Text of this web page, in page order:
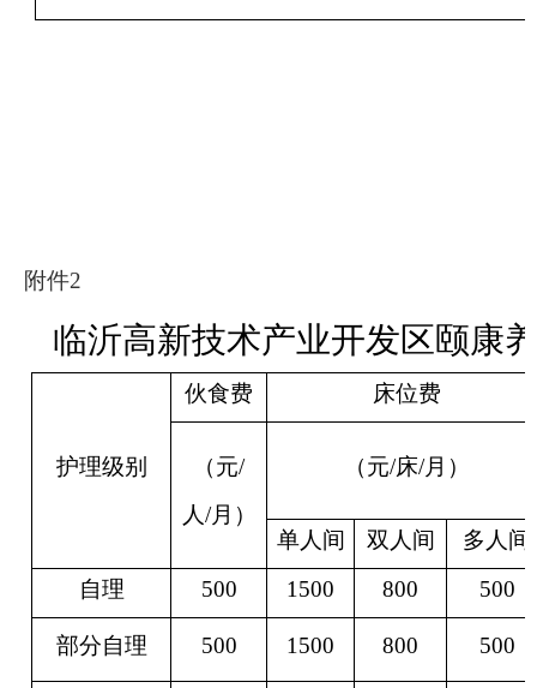
附件2
临沂高新技术产业开发区颐康
护理级别
伙食费 床位费
（元/
人/月）
（元/床/月）
单人间 双人间
多人间
自理
500 1500 800 500
部分自理 500 1500 800 500